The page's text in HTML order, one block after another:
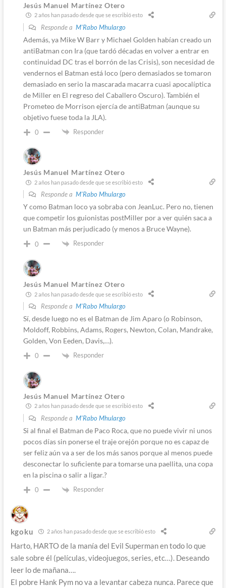
Jesús Manuel Martínez Otero
2 años han pasado desde que se escribió esto
Responde a M'Rabo Mhulargo
Además, ya Mike W Barr y Michael Golden habían creado un
antiBatman con Ira (que tardó décadas en volver a entrar en
continuidad DC tras el borrón de las Crisis), son necesidad de
vendernos el Batman está loco (pero demasiados se tomaron
demasiado en serio la mascarada macarra cuasi apocalíptica
de Miller en El regreso del Caballero Oscuro). También el
Prometeo de Morrison ejercía de antiBatman (aunque su
objetivo fuese toda la JLA).
0 Responder
Jesús Manuel Martínez Otero
2 años han pasado desde que se escribió esto
Responde a M'Rabo Mhulargo
Y como Batman loco ya sobraba con JeanLuc. Pero no, tienen
que competir los guionistas postMiller por a ver quién saca a
un Batman más perjudicado (y menos a Bruce Wayne).
0 Responder
Jesús Manuel Martínez Otero
2 años han pasado desde que se escribió esto
Responde a M'Rabo Mhulargo
Sí, desde luego no es el Batman de Jim Aparo (o Robinson,
Moldoff, Robbins, Adams, Rogers, Newton, Colan, Mandrake,
Golden, Von Eeden, Davis,…).
0 Responder
Jesús Manuel Martínez Otero
2 años han pasado desde que se escribió esto
Responde a M'Rabo Mhulargo
Si al final el Batman de Paco Roca, que no puede vivir ni unos
pocos días sin ponerse el traje orejón porque no es capaz de
ser feliz aún va a ser de los más sanos porque al menos puede
desconectar lo suficiente para tomarse una paellita, una copa
en la piscina o salir a ligar.?
0 Responder
kgoku 2 años han pasado desde que se escribió esto
Harto, HARTO de la manía del Evil Superman en todo lo que
sale sobre él (películas, videojuegos, series, etc…). Deseando
leer lo de mañana….
El pobre Hank Pym no va a levantar cabeza nunca. Parece que